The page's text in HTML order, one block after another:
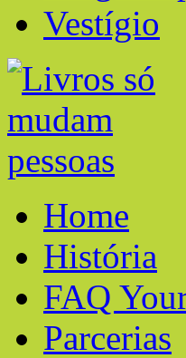
Vestígio
Home
História
FAQ
Parcerias